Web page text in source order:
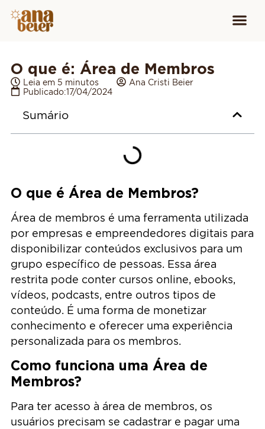
O que é: Área de Membros
Leia em 5 minutos
Ana Cristi Beier
Publicado:17/04/2024
Sumário
O que é Área de Membros?
Área de membros é uma ferramenta utilizada
por empresas e empreendedores digitais para
disponibilizar conteúdos exclusivos para um
grupo específico de pessoas. Essa área
restrita pode conter cursos online, ebooks,
vídeos, podcasts, entre outros tipos de
conteúdo. É uma forma de monetizar
conhecimento e oferecer uma experiência
personalizada para os membros.
Como funciona uma Área de
Membros?
Para ter acesso à área de membros, os
usuários precisam se cadastrar e pagar uma